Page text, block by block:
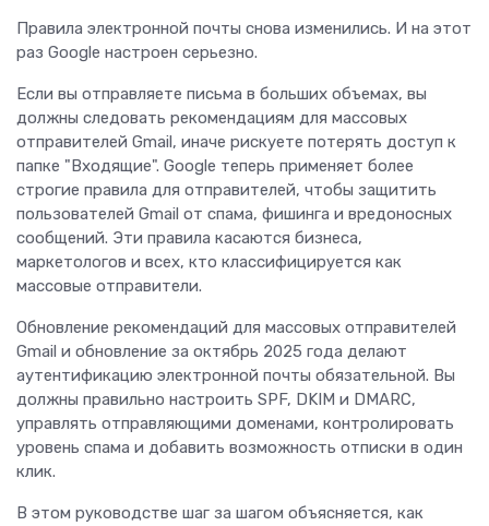
Правила электронной почты снова изменились. И на этот
раз Google настроен серьезно.
Если вы отправляете письма в больших объемах, вы
должны следовать рекомендациям для массовых
отправителей Gmail, иначе рискуете потерять доступ к
папке "Входящие". Google теперь применяет более
строгие правила для отправителей, чтобы защитить
пользователей Gmail от спама, фишинга и вредоносных
сообщений. Эти правила касаются бизнеса,
маркетологов и всех, кто классифицируется как
массовые отправители.
Обновление рекомендаций для массовых отправителей
Gmail и обновление за октябрь 2025 года делают
аутентификацию электронной почты обязательной. Вы
должны правильно настроить SPF, DKIM и DMARC,
управлять отправляющими доменами, контролировать
уровень спама и добавить возможность отписки в один
клик.
В этом руководстве шаг за шагом объясняется, как